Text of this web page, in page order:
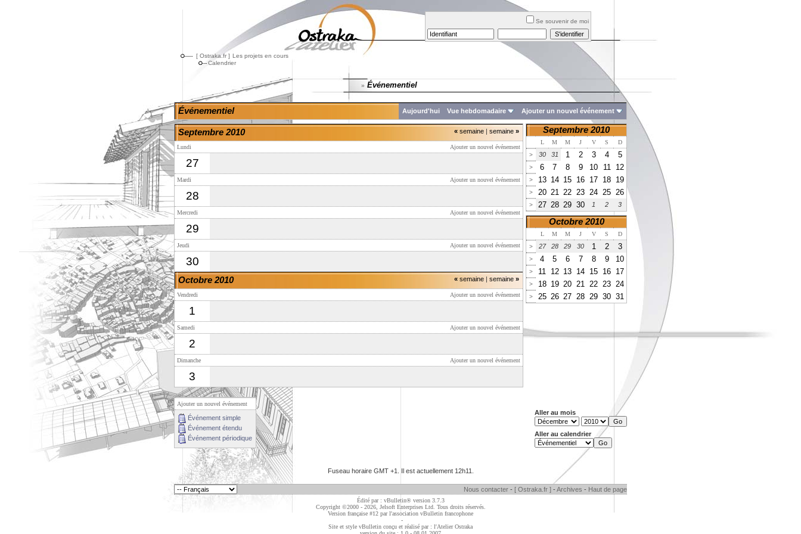
Se souvenir de moi
[ Ostraka.fr ] Les projets en cours
Calendrier
» Événementiel
Événementiel Aujourd'hui Vue hebdomadaire Ajouter un nouvel événement
« semaine | semaine »
Septembre 2010
Ajouter un nouvel événement
Lundi
27
Ajouter un nouvel événement
Mardi
28
Ajouter un nouvel événement
Mercredi
29
Ajouter un nouvel événement
Jeudi
30
« semaine | semaine »
Octobre 2010
Ajouter un nouvel événement
Vendredi
1
Ajouter un nouvel événement
Samedi
2
Ajouter un nouvel événement
Dimanche
3
Septembre 2010
L M M J V S
D
>
30 31 1 2 3 4 5
> 6 7 8 9 10 11 12
> 13 14 15 16 17 18 19
> 20 21 22 23 24 25 26
> 27 28 29 30 1 2 3
Octobre 2010
L M M J V S
D
>
27 28 29 30 1 2 3
> 4 5 6 7 8 9 10
> 11 12 13 14 15 16 17
> 18 19 20 21 22 23 24
> 25 26 27 28 29 30 31
Ajouter un nouvel événement
Événement simple
Événement étendu
Événement périodique
Aller au mois
Aller au calendrier
Fuseau horaire GMT +1. Il est actuellement 12h11
Nous contacter - [ Ostraka.fr ] - Archives - Haut de page
Édité par : vBulletin® version 3.7.3
Copyright ©2000 - 2026, Jelsoft Enterprises Ltd. Tous droits réservés.
Version française #12 parl'association vBulletin francophone
-
Site et style vBulletin conçu et réalisé par : l'Atelier Ostraka